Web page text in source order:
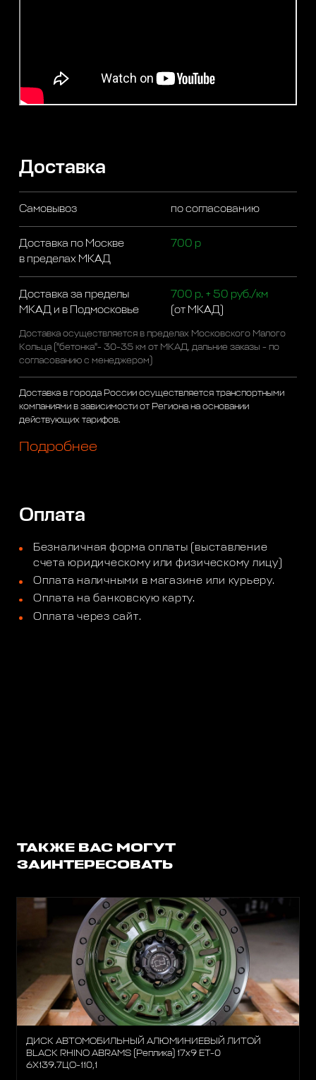
Доставка
Самовывоз по согласованию
Доставка по Москве
в пределах МКАД
700 р
Доставка за пределы
МКАД и в Подмосковье
700 р. + 50 руб./км
(от МКАД)
Доставка осуществляется в пределах Московского Малого
Кольца ("бетонка"- 30-35 км от МКАД, дальние заказы - по
согласованию с менеджером)
Доставка в города России осуществляется транспортными
компаниями в зависимости от Региона на основании
действующих тарифов.
Подробнее
Оплата
Безналичная форма оплаты (выставление
счета юридическому или физическому лицу)
Оплата наличными в магазине или курьеру.
Оплата на банковскую карту.
Оплата через сайт.
ТАКЖЕ ВАС МОГУТ
ЗАИНТЕРЕСОВАТЬ
ДИСК АВТОМОБИЛЬНЫЙ АЛЮМИНИЕВЫЙ ЛИТОЙ
BLACK RHINO ABRAMS (Реплика) 17х9 ET-0
6X139.7ЦО-110,1